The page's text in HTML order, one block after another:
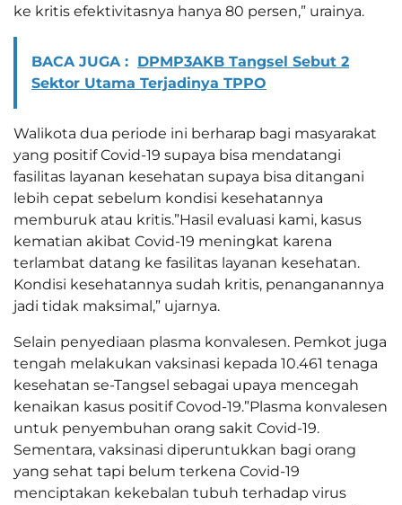
ke kritis efektivitasnya hanya 80 persen,” urainya.
BACA JUGA : DPMP3AKB Tangsel Sebut 2
Sektor Utama Terjadinya TPPO
Walikota dua periode ini berharap bagi masyarakat
yang positif Covid-19 supaya bisa mendatangi
fasilitas layanan kesehatan supaya bisa ditangani
lebih cepat sebelum kondisi kesehatannya
memburuk atau kritis.”Hasil evaluasi kami, kasus
kematian akibat Covid-19 meningkat karena
terlambat datang ke fasilitas layanan kesehatan.
Kondisi kesehatannya sudah kritis, penanganannya
jadi tidak maksimal,” ujarnya.
Selain penyediaan plasma konvalesen. Pemkot juga
tengah melakukan vaksinasi kepada 10.461 tenaga
kesehatan se-Tangsel sebagai upaya mencegah
kenaikan kasus positif Covod-19.”Plasma konvalesen
untuk penyembuhan orang sakit Covid-19.
Sementara, vaksinasi diperuntukkan bagi orang
yang sehat tapi belum terkena Covid-19
menciptakan kekebalan tubuh terhadap virus